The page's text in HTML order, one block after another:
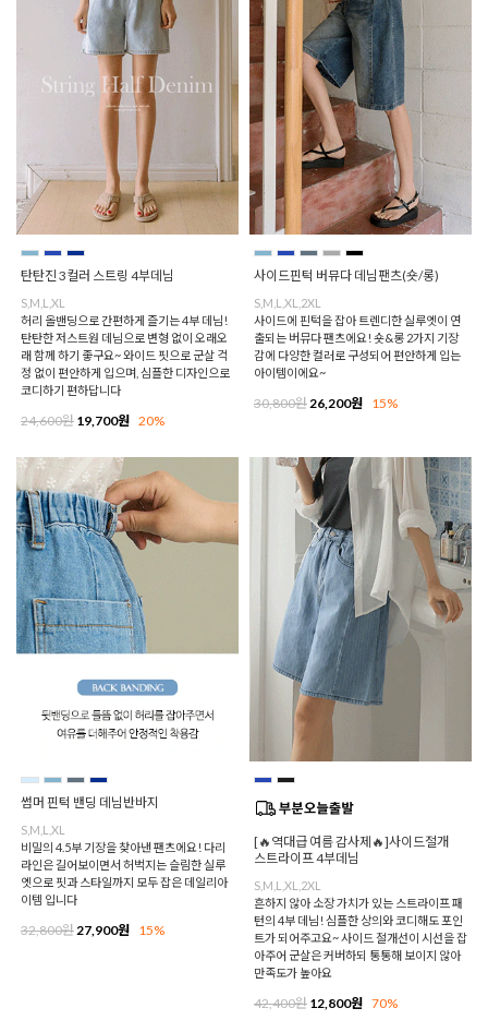
탄탄진 3컬러 스트링 4부데님
S,M,L,XL
허리 올밴딩으로 간편하게 즐기는 4부 데님!
탄탄한 저스트원 데님으로 변형 없이 오래오
래 함께 하기 좋구요~ 와이드 핏으로 군살 걱
정 없이 편안하게 입으며, 심플한 디자인으로
코디하기 편하답니다
24,600원 19,700원 20%
사이드핀턱 버뮤다 데님팬츠(숏/롱)
S,M,L,XL,2XL
사이드에 핀턱을 잡아 트렌디한 실루엣이 연
출되는 버뮤다 팬츠에요! 숏&롱 2가지 기장
감에 다양한 컬러로 구성되어 편안하게 입는
아이템이에요~
30,800원 26,200원 15%
썸머 핀턱 밴딩 데님반바지
S,M,L,XL
비밀의 4.5부 기장을 찾아낸 팬츠에요! 다리
라인은 길어보이면서 허벅지는 슬림한 실루
엣으로 핏과 스타일까지 모두 잡은 데일리아
이템 입니다
32,800원 27,900원 15%
[🔥역대급 여름 감사제🔥]사이드절개
스트라이프 4부데님
S,M,L,XL,2XL
흔하지 않아 소장 가치가 있는 스트라이프 패
턴의 4부 데님! 심플한 상의와 코디해도 포인
트가 되어주고요~ 사이드 절개선이 시선을 잡
아주어 군살은 커버하되 통통해 보이지 않아
만족도가 높아요
42,400원 12,800원 70%